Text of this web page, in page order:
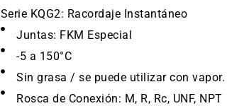
Serie KQG2: Racordaje Instantáneo
Juntas: FKM Especial
-5 a 150°C
Sin grasa / se puede utilizar con vapor.
Rosca de Conexión: M, R, Rc, UNF, NPT